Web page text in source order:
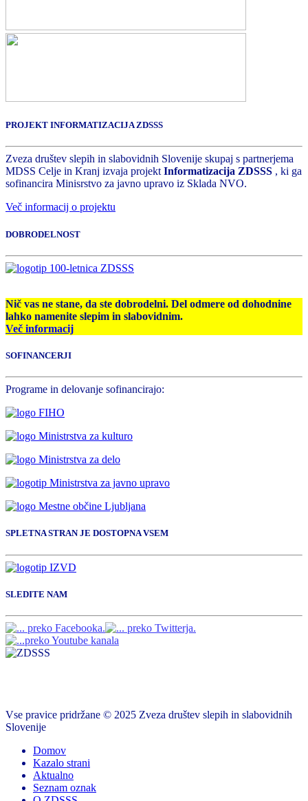
PROJEKT INFORMATIZACIJA ZDSSS
Zveza društev slepih in slabovidnih Slovenije skupaj s partnerjema
MDSS Celje in Kranj izvaja projektInformatizacija ZDSSS , ki ga
sofinancira Minisrstvo za javno upravo iz Sklada NVO.
Več informacij o projektu
DOBRODELNOST
Nič vas ne stane, da ste dobrodelni. Del odmere od dohodnine
lahko namenite slepim in slabovidnim.
Več informacij
SOFINANCERJI
Programe in delovanje sofinancirajo:
SPLETNA STRAN JE DOSTOPNA VSEM
SLEDITE NAM
Vse pravice pridržane © 2025 Zveza društev slepih in slabovidnih
Slovenije
Domov
Kazalo strani
Aktualno
Seznam oznak